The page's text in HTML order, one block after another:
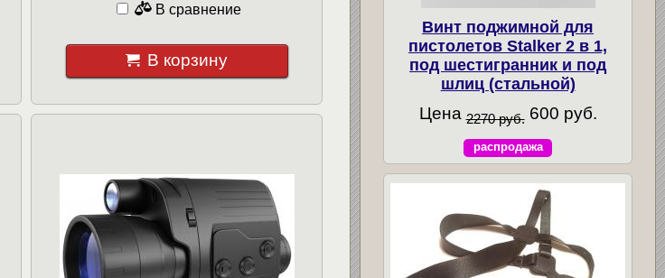
В сравнение
В корзину
Винт поджимной для
пистолетов Stalker 2 в 1,
под шестигранник и под
шлиц (стальной)
Цена 2270 руб. 600 руб.
распродажа